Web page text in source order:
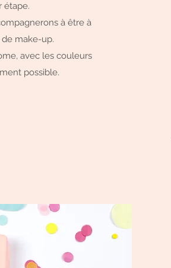
étape.
à être à
make-up.
avec les couleurs
possible.